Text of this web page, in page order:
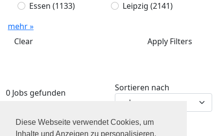
Diese Webseite verwendet Cookies, um
Inhalte und Anzeigen zu personalisieren,
Essen (1133) Leipzig (2141)
mehr »
Clear
Apply Filters
0 Jobs gefunden Sortieren nach